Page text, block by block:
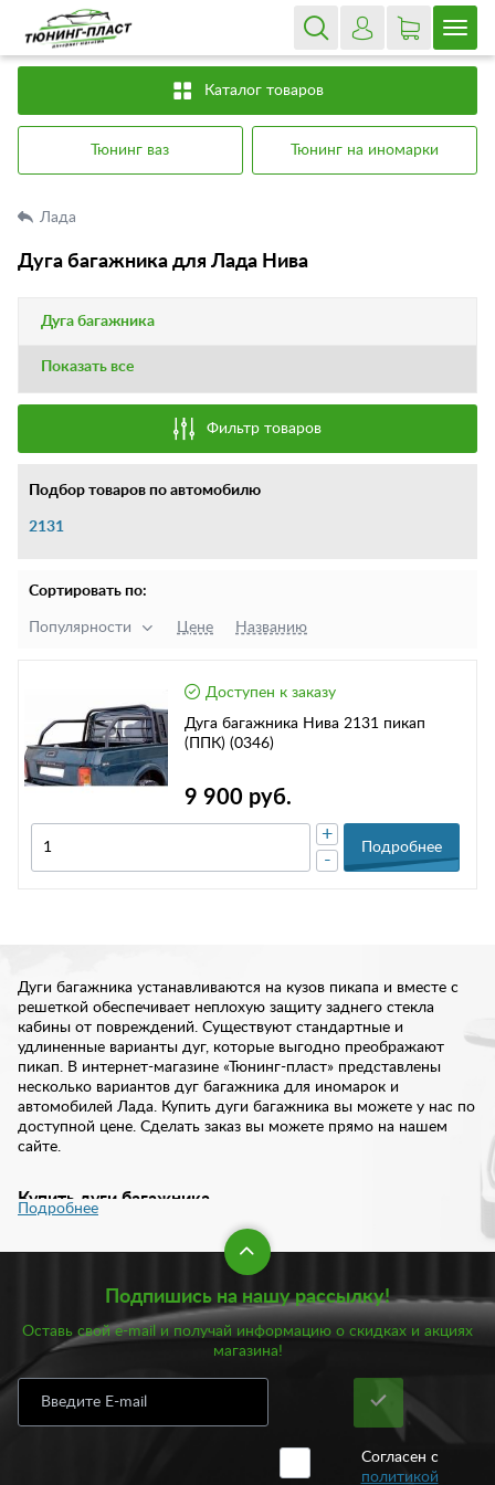
Каталог товаров
Тюнинг ваз Тюнинг на иномарки
Лада
Дуга багажника для Лада Нива
Дуга багажника
Показать все
Фильтр товаров
Подбор товаров по автомобилю
2131
Сортировать по:
Популярности Цене Названию
Доступен к заказу
Дуга багажника Нива 2131 пикап
(ППК) (0346)
9 900 руб.
-
+
Подробнее
Дуги багажника устанавливаются на кузов пикапа и вместе с
решеткой обеспечивает неплохую защиту заднего стекла
кабины от повреждений. Существуют стандартные и
удлиненные варианты дуг, которые выгодно преображают
пикап. В интернет-магазине «Тюнинг-пласт» представлены
несколько вариантов дуг багажника для иномарок и
автомобилей Лада. Купить дуги багажника вы можете у нас по
доступной цене. Сделать заказ вы можете прямо на нашем
сайте.
Купить дуги багажника
На первый взгляд, дуги багажника выполняют чисто
декоративную функцию. Они гармонично вписываются в
экстерьер пикапа и дополняют образ динамическими и
агрессивными чертами. Однако вместе с решеткой дуги
выполняют защитную функцию. Установка такого аксессуара
позволяет не только усилить жесткость кузова, но и защитить
заднее стекло от повреждений во время перевозки различных
грузов.
Дуги багажника отвечают таким характеристикам как:
прочность и функциональность. В основном они изготовлены
из стали с полимерно-порошковым или нержавеющим
Подробнее
Подпишись на нашу рассылку!
Оставь свой e-mail и получай информацию о скидках и акциях
магазина!
Согласен с
политикой